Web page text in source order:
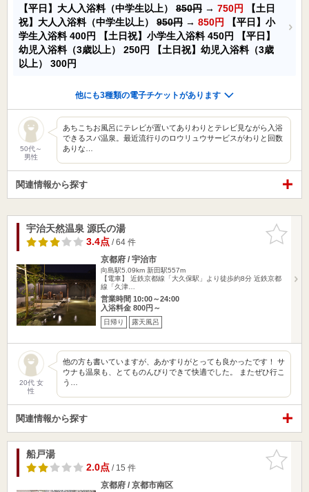
【平日】大人入浴料（中学生以上） 850円 → 750円
【土日
祝】大人入浴料（中学生以上） 950円 → 850円
【平日】小
学生入浴料400円 【土日祝】小学生入浴料450円
【平日】
幼児入浴料（3歳以上） 250円
【土日祝】幼児入浴料（3歳
以上） 300円
他にも3種類の電子チケットがあります
50代～
男性
あちこちお風呂にテレビが置いてありわりとテレビ見ながら入浴
できるスパ温泉。最近流行りのロウリュウサービスがわりと回数
ありな…
関連情報から探す
お気に入
りに追加
宇治天然温泉 源氏の湯
3.4点/ 64 件
京都府 / 宇治市
向島駅5.09km 新田駅557m
【電車】 近鉄京都線「大久保駅」より徒歩約8分 近鉄京都
線「久津…
営業時間 10:00～24:00
入浴料金 800円～
日帰り 露天風呂
20代 女
性
他の方も書いていますが、あかすりがとっても良かったです！ サ
ウナも温泉も、とてものんびりできて快適でした。 またぜひ行こ
う…
関連情報から探す
お気に入
りに追加
船戸湯
2.0点/ 15 件
京都府 / 京都市南区